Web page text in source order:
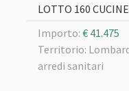
LOTTO 160
Importo: € 41.475
Territorio:
arredi sanitari